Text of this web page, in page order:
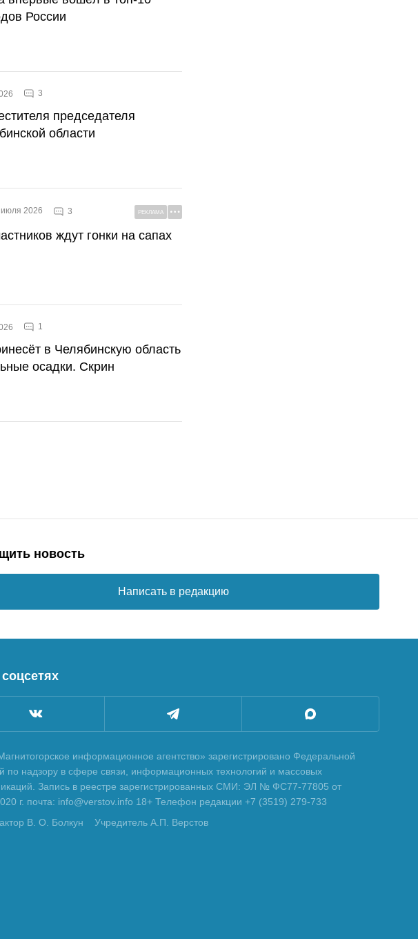
России
3
председателя
области
2026 3 РЕКЛАМА
ждут гонки на сапах
1
в Челябинскую область
осадки. Скрин
новость
Написать в редакцию
информационное агентство» зарегистрировано Федеральной
по надзору в сфере связи, информационных технологий и массовых
Запись в реестре зарегистрированных СМИ: ЭЛ № ФС77-77805 от
г. почта: info@verstov.info 18+ Телефон редакции +7 (3519) 279-733
В. О. Болкун
Учредитель А.П. Верстов